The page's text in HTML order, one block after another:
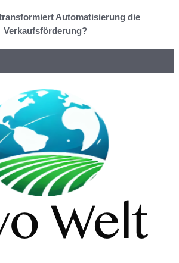
Automatisierung die
Verkaufsförderung?